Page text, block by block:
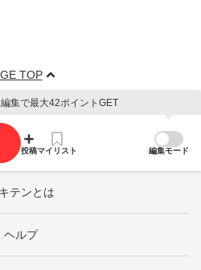
TOP
集で最大42ポイントGET
投稿マイリスト 編集モード
テンとは
ヘルプ